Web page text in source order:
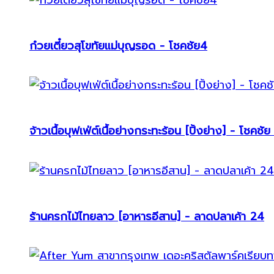
ก๋วยเตี๋ยวสุโขทัยแม่บุญรอด - โชคชัย4
จ้าวเนื้อบุฟเฟ่ต์เนื้อย่างกระทะร้อน [ปิ้งย่าง] - โชคชั
ร้านครกไม้ไทยลาว [อาหารอีสาน] - ลาดปลาเค้า 24